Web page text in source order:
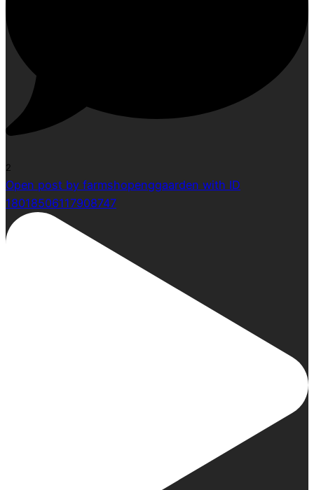
2
Open post by farmshopenggaarden with ID
18018506117908747